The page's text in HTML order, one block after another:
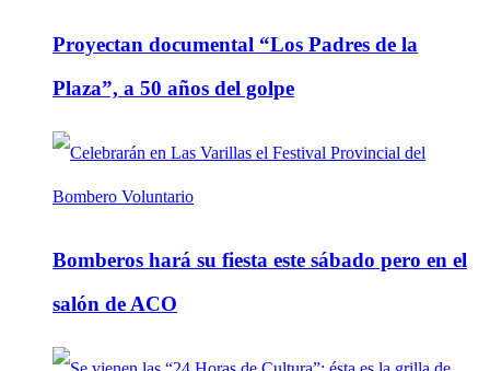
Proyectan documental “Los Padres de la
Plaza”, a 50 años del golpe
Bomberos hará su fiesta este sábado pero en el
salón de ACO